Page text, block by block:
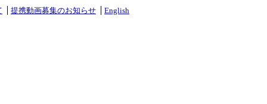
提携動画募集のお知らせ English